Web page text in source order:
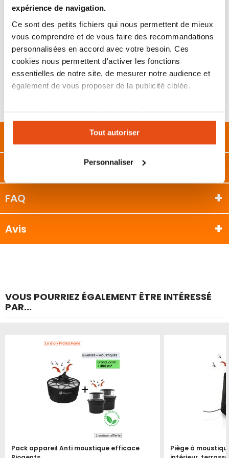
expérience de navigation.
Ce sont des petits fichiers qui nous permettent de mieux
vous comprendre et de vous faire des recommandations
personnalisées en accord avec votre besoin. Ces
cookies nous permettent d'activer les fonctions
essentielles de notre site, de mesurer notre audience et
également de vous proposer de la publicité ciblée.
expérience personnalisée sur notre site. Vous pouvez
changer votre choix à n'importe quel moment. Refuser
tous les cookies peut limiter certaines fonctionnalités.
Tout autoriser
Personnaliser
Les personnes souhaitant une solution connectée,
Caractéristiques
FAQ
Avis
VOUS POURRIEZ ÉGALEMENT ÊTRE INTÉRESSÉ
PAR...
Pack appareil Anti moustique efficace
Piège à